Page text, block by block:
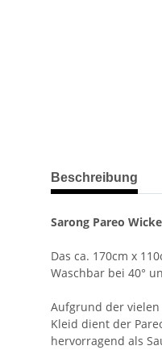
weitere
Beschreibung
Sarong Pareo
Das ca. 170cm x
Waschbar bei 40°
Aufgrund der
Kleid dient der
hervorragend als